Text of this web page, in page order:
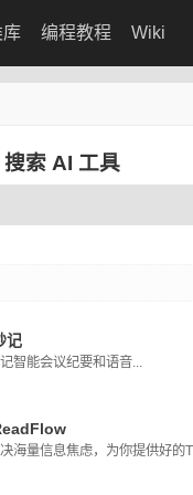
库 编程教程 Wiki
搜索 AI 工具
记
智能会议纪要和语音...